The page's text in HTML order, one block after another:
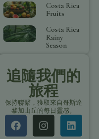
Costa Rica
Fruits
Costa Rica
Rainy
Season
追隨我們的
旅程
保持聯繫，獲取來自哥斯達
黎加山丘的每日靈感。